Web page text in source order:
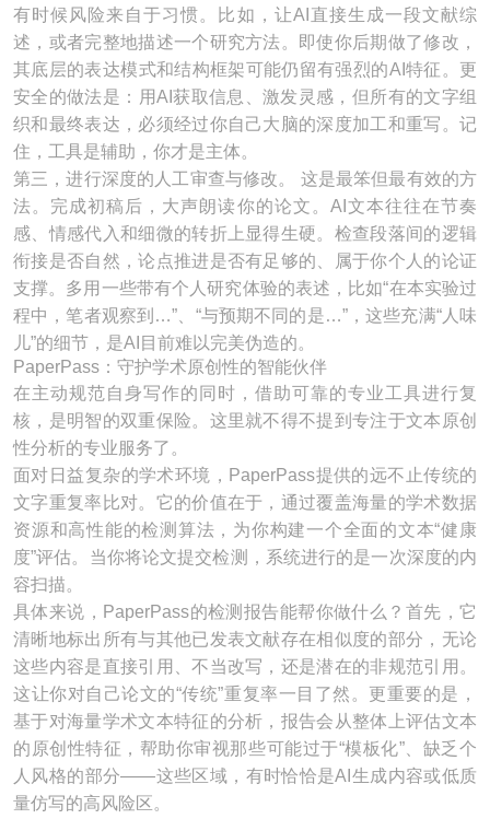
有时候风险来自于习惯。比如，让AI直接生成一段文献综
述，或者完整地描述一个研究方法。即使你后期做了修改，
其底层的表达模式和结构框架可能仍留有强烈的AI特征。更
安全的做法是：用AI获取信息、激发灵感，但所有的文字组
织和最终表达，必须经过你自己大脑的深度加工和重写。记
住，工具是辅助，你才是主体。
第三，进行深度的人工审查与修改。 这是最笨但最有效的方
法。完成初稿后，大声朗读你的论文。AI文本往往在节奏
感、情感代入和细微的转折上显得生硬。检查段落间的逻辑
衔接是否自然，论点推进是否有足够的、属于你个人的论证
支撑。多用一些带有个人研究体验的表述，比如“在本实验过
程中，笔者观察到…”、“与预期不同的是…”，这些充满“人味
儿”的细节，是AI目前难以完美伪造的。
PaperPass：守护学术原创性的智能伙伴
在主动规范自身写作的同时，借助可靠的专业工具进行复
核，是明智的双重保险。这里就不得不提到专注于文本原创
性分析的专业服务了。
面对日益复杂的学术环境，PaperPass提供的远不止传统的
文字重复率比对。它的价值在于，通过覆盖海量的学术数据
资源和高性能的检测算法，为你构建一个全面的文本“健康
度”评估。当你将论文提交检测，系统进行的是一次深度的内
容扫描。
具体来说，PaperPass的检测报告能帮你做什么？首先，它
清晰地标出所有与其他已发表文献存在相似度的部分，无论
这些内容是直接引用、不当改写，还是潜在的非规范引用。
这让你对自己论文的“传统”重复率一目了然。更重要的是，
基于对海量学术文本特征的分析，报告会从整体上评估文本
的原创性特征，帮助你审视那些可能过于“模板化”、缺乏个
人风格的部分——这些区域，有时恰恰是AI生成内容或低质
量仿写的高风险区。